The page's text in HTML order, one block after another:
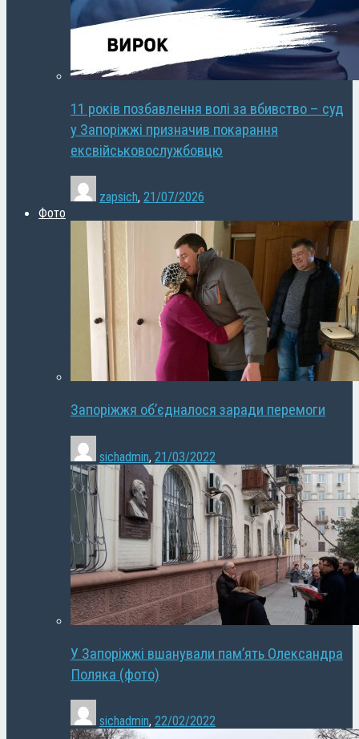
11 років позбавлення волі за вбивство – суд
у Запоріжжі призначив покарання
ексвійськовослужбовцю
zapsich, 21/07/2026
Фото
Запоріжжя об’єдналося заради перемоги
sichadmin, 21/03/2022
У Запоріжжі вшанували пам’ять Олександра
Поляка (фото)
sichadmin, 22/02/2022